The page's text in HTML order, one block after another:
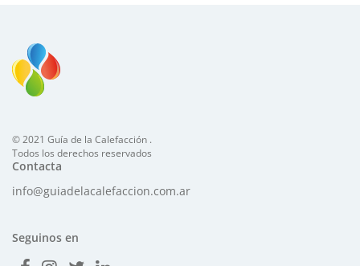
© 2021 Guía de la Calefacción .
Todos los derechos reservados
Contacta
info@guiadelacalefaccion.com.ar
Seguinos en